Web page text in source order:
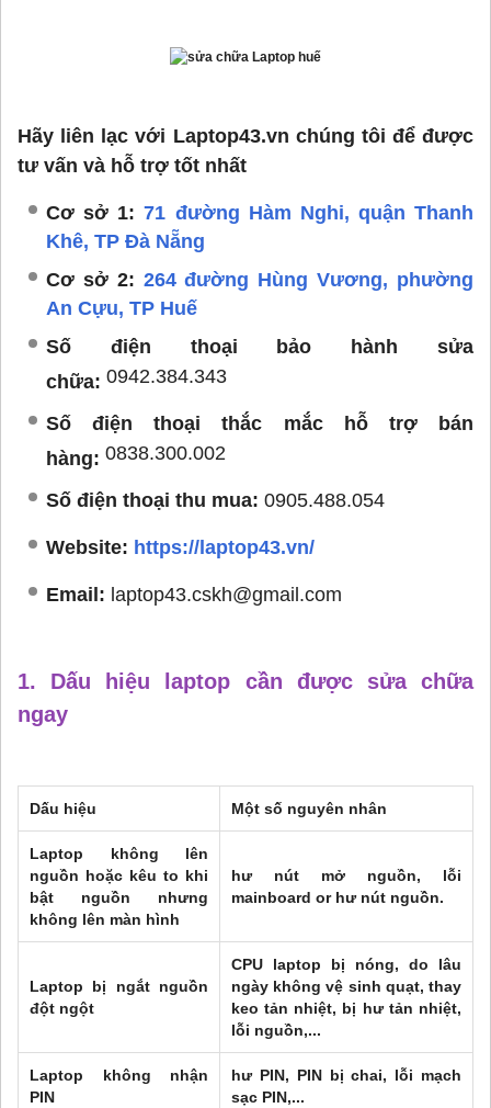
Hãy liên lạc với Laptop43.vn chúng tôi để được
tư vấn và hỗ trợ tốt nhất
Cơ sở 1:71 đường Hàm Nghi, quận Thanh
Khê, TP Đà Nẵng
Cơ sở 2: 264 đường Hùng Vương, phường
An Cựu, TP Huế
Số điện thoại bảo hành sửa
chữa: 0942.384.343
Số điện thoại thắc mắc hỗ trợ bán
hàng: 0838.300.002
Số điện thoại thu mua: 0905.488.054
Website: https://laptop43.vn/
Email: laptop43.cskh@gmail.com
1. Dấu hiệu laptop cần được sửa chữa
ngay
Dấu hiệu Một số nguyên nhân
Laptop không lên
nguồn hoặc kêu to khi
bật nguồn nhưng
không lên màn hình
hư nút mở nguồn, lỗi
mainboard or hư nút nguồn.
Laptop bị ngắt nguồn
đột ngột
CPU laptop bị nóng, do lâu
ngày không vệ sinh quạt, thay
keo tản nhiệt, bị hư tản nhiệt,
lỗi nguồn,...
Laptop không nhận
PIN
hư PIN, PIN bị chai, lỗi mạch
sạc PIN,...